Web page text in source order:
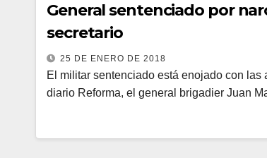
General sentenciado por
secretario
25 DE ENERO DE 2018
El militar sentenciado está enojado con
diario Reforma, el general brigadier Juan